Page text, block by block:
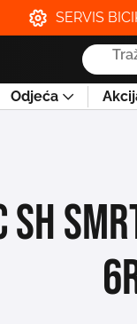
SERVIS
search
Odjeća
SH